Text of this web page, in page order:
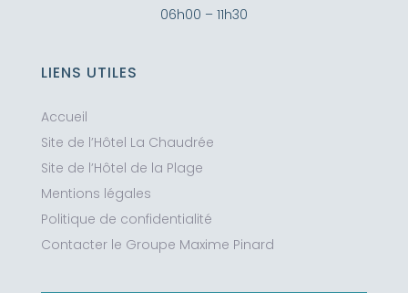
06h00 – 11h30
LIENS UTILES
Accueil
Site de l’Hôtel La Chaudrée
Site de l’Hôtel de la Plage
Mentions légales
Politique de confidentialité
Contacter le Groupe Maxime Pinard